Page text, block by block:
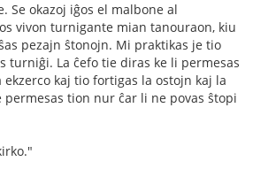
Se okazoj iĝos el malbone al
vivon turnigante mian tanouraon, kiu
pezajn ŝtonojn. Mi praktikas je tio
turniĝi. La ĉefo tie diras ke li permesas
kaj tio fortigas la ostojn kaj la
permesas tion nur ĉar li ne povas ŝtopi